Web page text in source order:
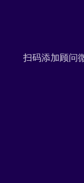
扫码添加顾问